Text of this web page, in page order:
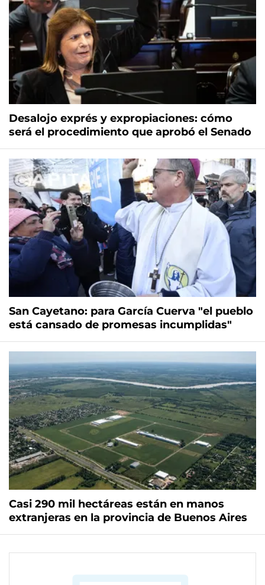
Desalojo exprés y expropiaciones: cómo
será el procedimiento que aprobó el Senado
San Cayetano: para García Cuerva "el pueblo
está cansado de promesas incumplidas"
Casi 290 mil hectáreas están en manos
extranjeras en la provincia de Buenos Aires